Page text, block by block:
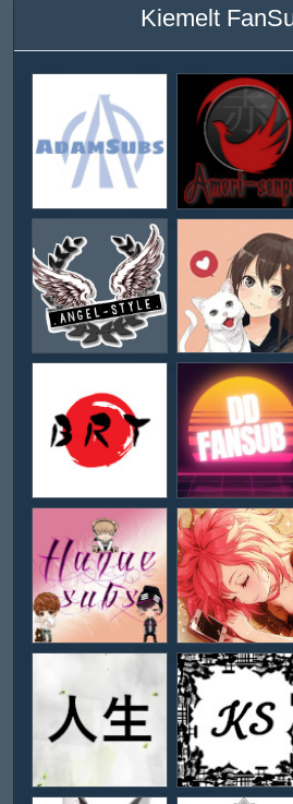
Kiemelt